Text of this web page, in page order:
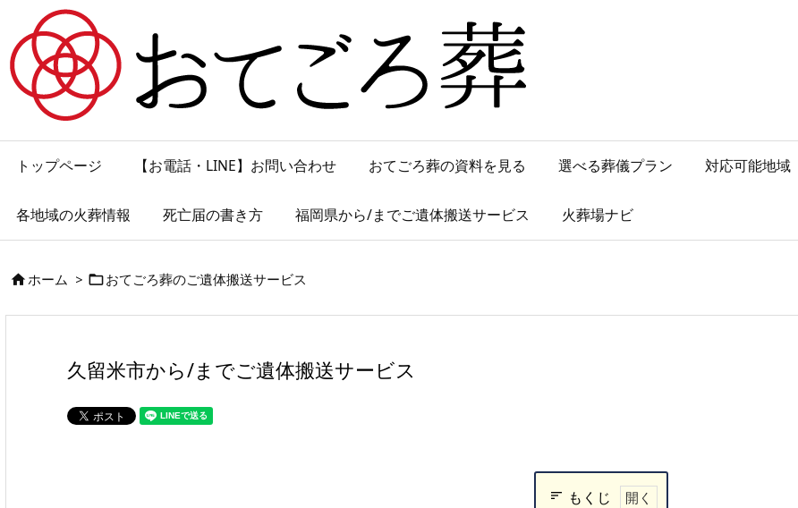
トップページ 【お電話・LINE】お問い合わせ おてごろ葬の資料を見る 選べる葬儀プラン 対応可能地域
各地域の火葬情報 死亡届の書き方 福岡県から/までご遺体搬送サービス 火葬場ナビ
ホーム > おてごろ葬のご遺体搬送サービス
久留米市から/までご遺体搬送サービス
もくじ